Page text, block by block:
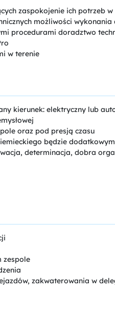
zaspokojenie ich potrzeb
możliwości
procedurami doradztwo
w terenie
kierunek: elektryczny lub
oraz pod presją czasu
będzie
determinacja, dobra
zespole
zakwaterowania w